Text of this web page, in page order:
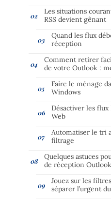
Les situations
RSS devient gênant
Quand les flux
réception
Comment retirer
de votre Outlook :
Faire le ménage
Windows
Désactiver les flux
Web
Automatiser le tri
filtrage
Quelques astuces
de réception
Jouez sur les
séparer l’urgent